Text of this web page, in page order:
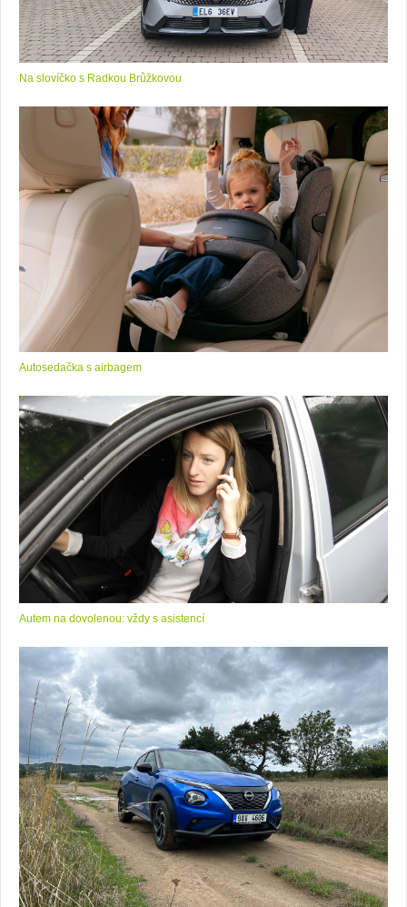
Na slovíčko s Radkou Brůžkovou
Autosedačka s airbagem
Autem na dovolenou: vždy s asistencí